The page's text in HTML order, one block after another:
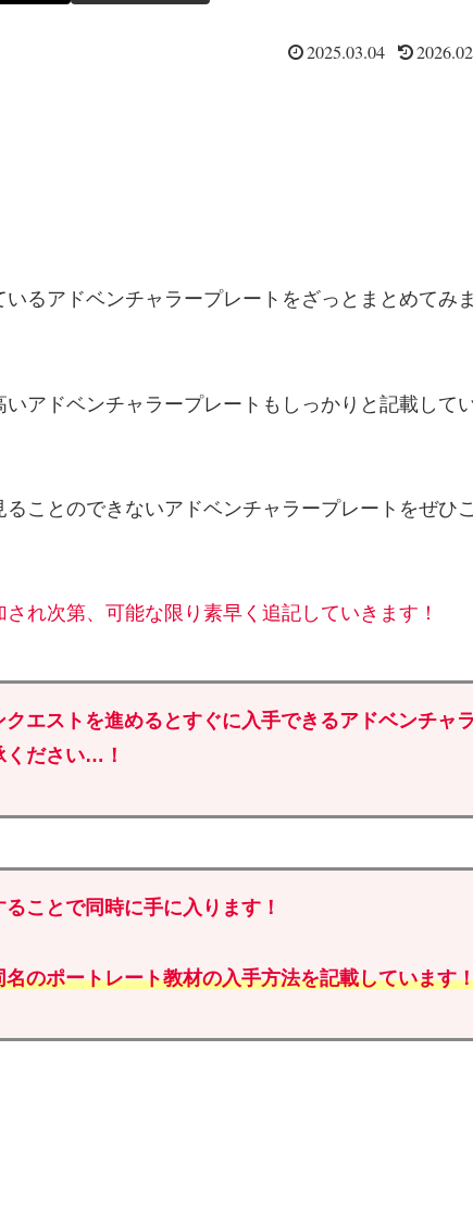
2025.03.04
るアドベンチャラープレートをざっとまとめてみ
アドベンチャラープレートもしっかりと記載して
ことのできないアドベンチャラープレートをぜひ
れ次第、可能な限り素早く追記していきます！
エストを進めるとすぐに入手できるアドベンチャラ
ください…！
ことで同時に手に入ります！
名のポートレート教材の入手方法を記載しています